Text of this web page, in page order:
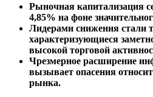
Рыночная капитализация
4,85% на фоне
Лидерами снижения
характеризующиеся
высокой торговой
Чрезмерное расширение
вызывает опасения
рынка.